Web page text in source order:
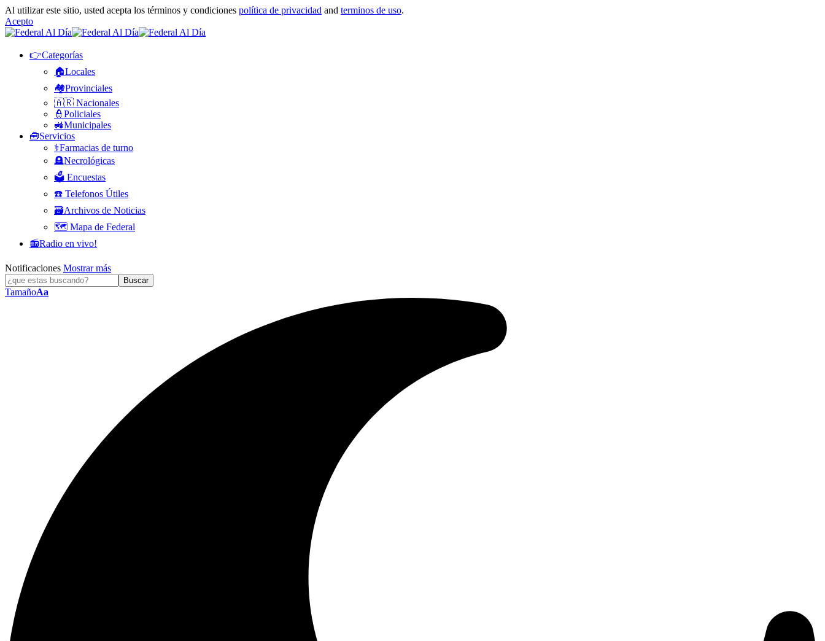
Al utilizar este sitio, usted acepta los términos y condiciones política de privacidad and terminos de uso.
Acepto
👉Categorías
🏠Locales
🏘️Provinciales
🇦🇷 Nacionales
👮Policiales
🚜Municipales
🧰Servicios
⚕️Farmacias de turno
🪦Necrológicas
🗳️ Encuestas
☎️ Telefonos Útiles
🗃️Archivos de Noticias
🗺️ Mapa de Federal
📻Radio en vivo!
Notificaciones Mostrar más
TamañoAa